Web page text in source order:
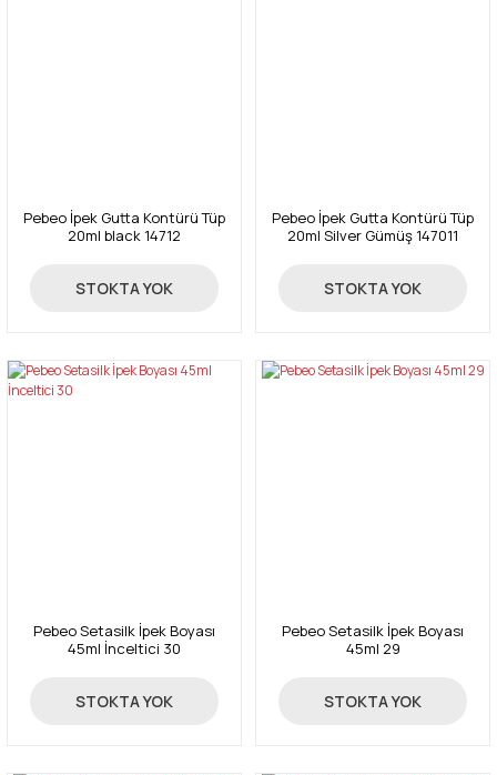
Pebeo İpek Gutta Kontürü Tüp
20ml black 14712
67,00 TL
STOKTA YOK
Pebeo İpek Gutta Kontürü Tüp
20ml Silver Gümüş 147011
67,00 TL
STOKTA YOK
Pebeo Setasilk İpek Boyası
45ml İnceltici 30
51,35 TL
STOKTA YOK
Pebeo Setasilk İpek Boyası
45ml 29
59,50 TL
STOKTA YOK